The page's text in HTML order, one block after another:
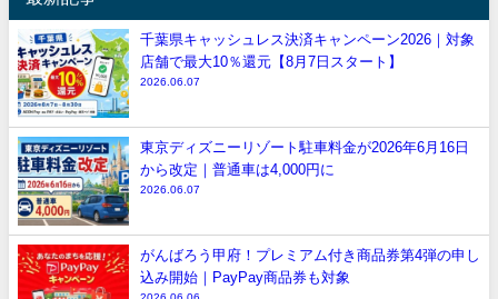
千葉県キャッシュレス決済キャンペーン2026｜対象
店舗で最大10％還元【8月7日スタート】
2026.06.07
東京ディズニーリゾート駐車料金が2026年6月16日
から改定｜普通車は4,000円に
2026.06.07
がんばろう甲府！プレミアム付き商品券第4弾の申し
込み開始｜PayPay商品券も対象